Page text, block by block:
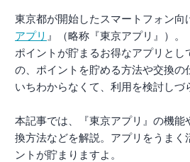
東京都が開始したスマートフォン向
アプリ 』（略称『東京アプリ』）。
ポイントが貯まるお得なアプリとし
の、ポイントを貯める方法や交換の
いちわからなくて、利用を検討しづ
本記事では、『東京アプリ』の機能
換方法などを解説。アプリをうまく
ントが貯まりますよ。